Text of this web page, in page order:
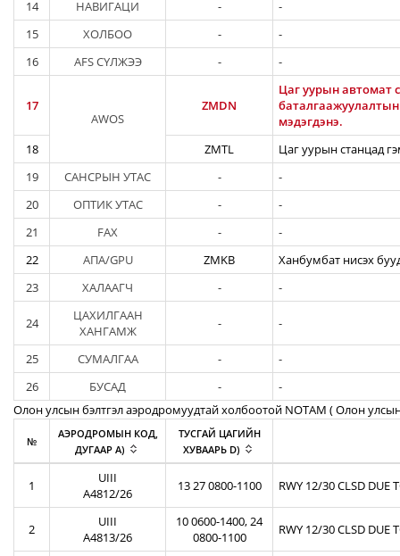
14 НАВИГАЦИ -
-
15
ХОЛБОО -
-
16
AFS СҮЛЖЭЭ - -
17
AWOS
ZMDN
Цаг уурын автомат
мэдэгдэнэ.
18
ZMTL
Цаг уурын станцад
19
САНСРЫН УТАС -
-
20
ОПТИК УТАС -
-
21
FAX -
-
22
АПА/GPU ZMKB
Ханбумбат нисэх
23
ХАЛААГЧ - -
24
ЦАХИЛГААН
ХАНГАМЖ
- -
25 СУМАЛГАА -
-
26
БУСАД -
-
Олон улсын бэлтгэл аэродромуудтай холбоотой NOTAM ( Oлон
№
АЭРОДРОМЫН КОД,
ДУГААР A)
ТУСГАЙ ЦАГИЙН
ХУВААРЬ D)
1
UIII
A4812/26
13 27 0800-1100 RWY 12/30 CLSD DUE
2
UIII
A4813/26
10 0600-1400, 24
0800-1100
RWY 12/30 CLSD DUE